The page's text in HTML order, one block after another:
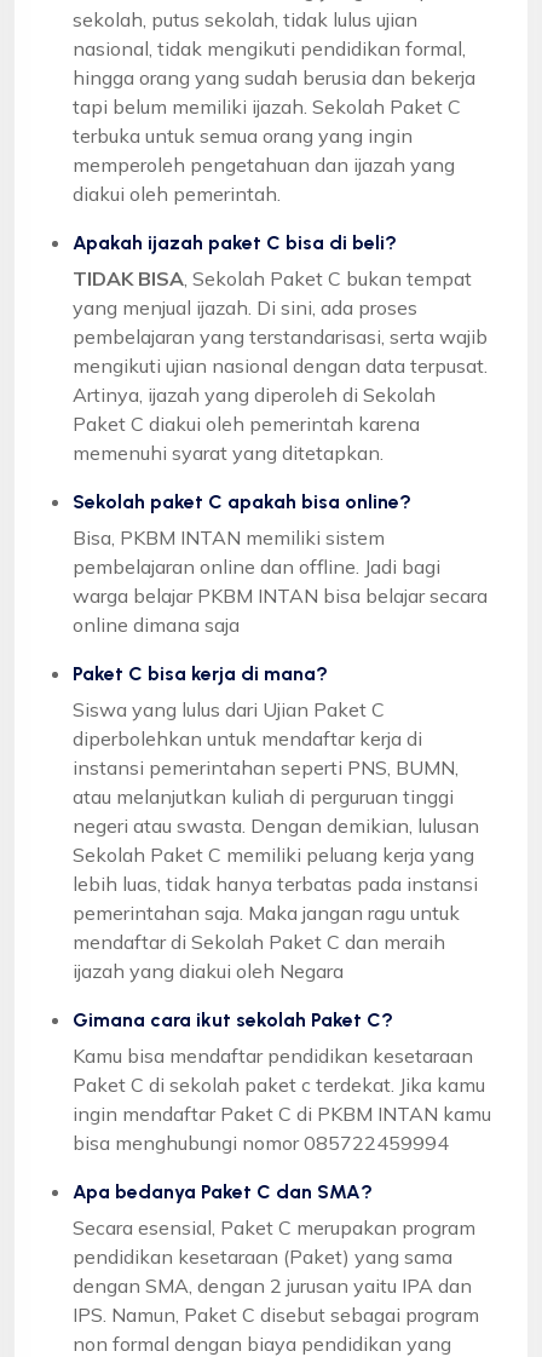
sekolah, putus sekolah, tidak lulus ujian
nasional, tidak mengikuti pendidikan formal,
hingga orang yang sudah berusia dan bekerja
tapi belum memiliki ijazah. Sekolah Paket C
terbuka untuk semua orang yang ingin
memperoleh pengetahuan dan ijazah yang
diakui oleh pemerintah.
Apakah ijazah paket C bisa di beli?
TIDAK BISA , Sekolah Paket C bukan tempat
yang menjual ijazah. Di sini, ada proses
pembelajaran yang terstandarisasi, serta wajib
mengikuti ujian nasional dengan data terpusat.
Artinya, ijazah yang diperoleh di Sekolah
Paket C diakui oleh pemerintah karena
memenuhi syarat yang ditetapkan.
Sekolah paket C apakah bisa online?
Bisa, PKBM INTAN memiliki sistem
pembelajaran online dan offline. Jadi bagi
warga belajar PKBM INTAN bisa belajar secara
online dimana saja
Paket C bisa kerja di mana?
Siswa yang lulus dari Ujian Paket C
diperbolehkan untuk mendaftar kerja di
instansi pemerintahan seperti PNS, BUMN,
atau melanjutkan kuliah di perguruan tinggi
negeri atau swasta. Dengan demikian, lulusan
Sekolah Paket C memiliki peluang kerja yang
lebih luas, tidak hanya terbatas pada instansi
pemerintahan saja. Maka jangan ragu untuk
mendaftar di Sekolah Paket C dan meraih
ijazah yang diakui oleh Negara
Gimana cara ikut sekolah Paket C?
Kamu bisa mendaftar pendidikan kesetaraan
Paket C di sekolah paket c terdekat. Jika kamu
ingin mendaftar Paket C di PKBM INTAN kamu
bisa menghubungi nomor 085722459994
Apa bedanya Paket C dan SMA?
Secara esensial, Paket C merupakan program
pendidikan kesetaraan (Paket) yang sama
dengan SMA, dengan 2 jurusan yaitu IPA dan
IPS. Namun, Paket C disebut sebagai program
non formal dengan biaya pendidikan yang